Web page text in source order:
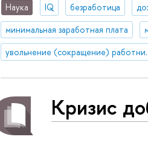
Наука IQ безработица
минимальная заработная плата
Кризис